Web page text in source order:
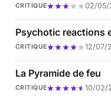
CRITIQUE 02/05/
Psychotic reactions
CRITIQUE 12/07/
La Pyramide de feu
CRITIQUE 10/02/